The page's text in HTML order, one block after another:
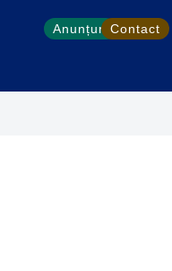
Anunțuri Contact